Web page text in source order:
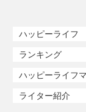
ハッピーライフ
ランキング
ハッピーライフ
ライター紹介